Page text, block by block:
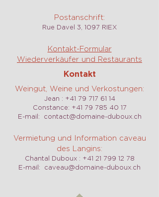
Postanschrift:
Rue Davel 3, 1097 RIEX
Kontakt-Formular
Wiederverkäufer und Restaurants
Kontakt
Weingut, Weine und Verkostungen:
Jean : +41 79 717 61 14
Constance: +41 79 785 40 17
E-mail:
contact@domaine-duboux.ch
Vermietung und Information caveau
des Langins:
Chantal Duboux : +41 21 799 12 78
E-mail: caveau@domaine-duboux.ch